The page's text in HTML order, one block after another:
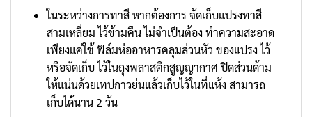
ในระหว่างการทาสี หากต้องการ จัดเก็บแปรงทาสี
สามเหลี่ยม ไว้ข้ามคืน ไม่จำเป็นต้อง ทำความสะอาด
เพียงแค่ใช้ ฟิล์มห่ออาหารคลุมส่วนหัว ของแปรง ไว้
หรือจัดเก็บ ไว้ในถุงพลาสติกสูญญากาศ ปิดส่วนด้าม
ให้แน่นด้วยเทปกาวย่นแล้วเก็บไว้ในที่แห้ง สามารถ
เก็บได้นาน 2 วัน